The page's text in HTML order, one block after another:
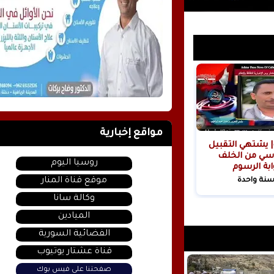
يشتهي التقبيل
من الخلف
الرسوم
واحدة
مواقع إخبارية
روسيا اليوم
موقع قناة المنار
وكالة سانا
الميادين
الفضائية السورية
قناة عشتار يوتيوب
صفحتنا على فيس بوك